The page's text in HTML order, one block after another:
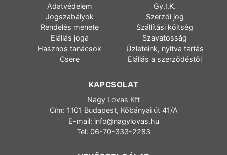
Adatvédelem
Gy.I.K.
Jogszabályok
Szerzői jog
Rendelés menete
Szállítási költség
Elállás joga
Szavatosság
Hasznos tanácsok
Üzleteink, nyitva tartás
Csere
Elállás a szerződéstől
KAPCSOLAT
Nagy Lovas Kft
Cím: 1101 Budapest, Kőbányai út 41/A
E-mail: info@nagylovas.hu
Tel: 06-70-333-2283